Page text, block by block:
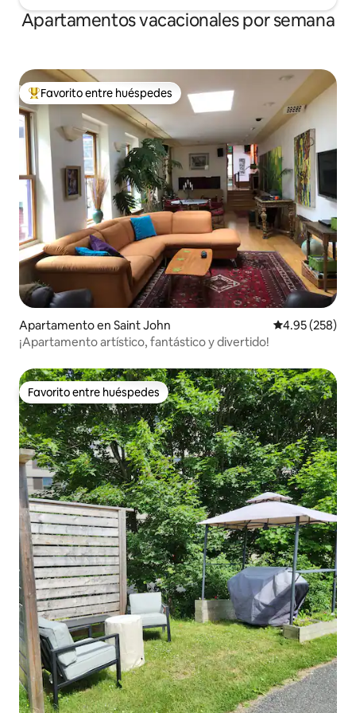
Apartamentos vacacionales por semana
Favorito entre huéspedes preferido
Favorito entre huéspedes
Apartamento en Saint John Calificación
4.95 (258)
¡Apartamento artístico, fantástico y divertido!
Favorito entre huéspedes
Favorito entre huéspedes